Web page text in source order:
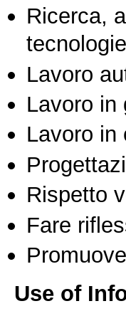
Ricerca,
Lavoro
Lavoro in
Lavoro in
Rispetto
Fare
Use of